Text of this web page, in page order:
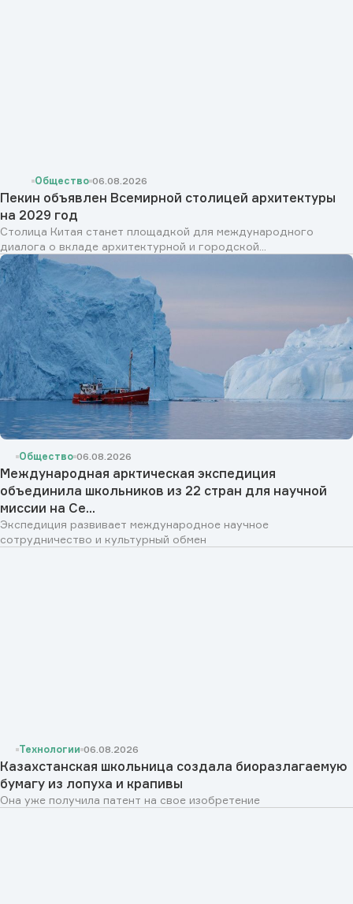
Общество 06.08.2026
Пекин объявлен Всемирной столицей архитектуры
на 2029 год
Столица Китая станет площадкой для международного
диалога о вкладе архитектурной и городской...
Общество 06.08.2026
Международная арктическая экспедиция
объединила школьников из 22 стран для научной
миссии на Се...
Экспедиция развивает международное научное
сотрудничество и культурный обмен
Технологии 06.08.2026
Казахстанская школьница создала биоразлагаемую
бумагу из лопуха и крапивы
Она уже получила патент на свое изобретение